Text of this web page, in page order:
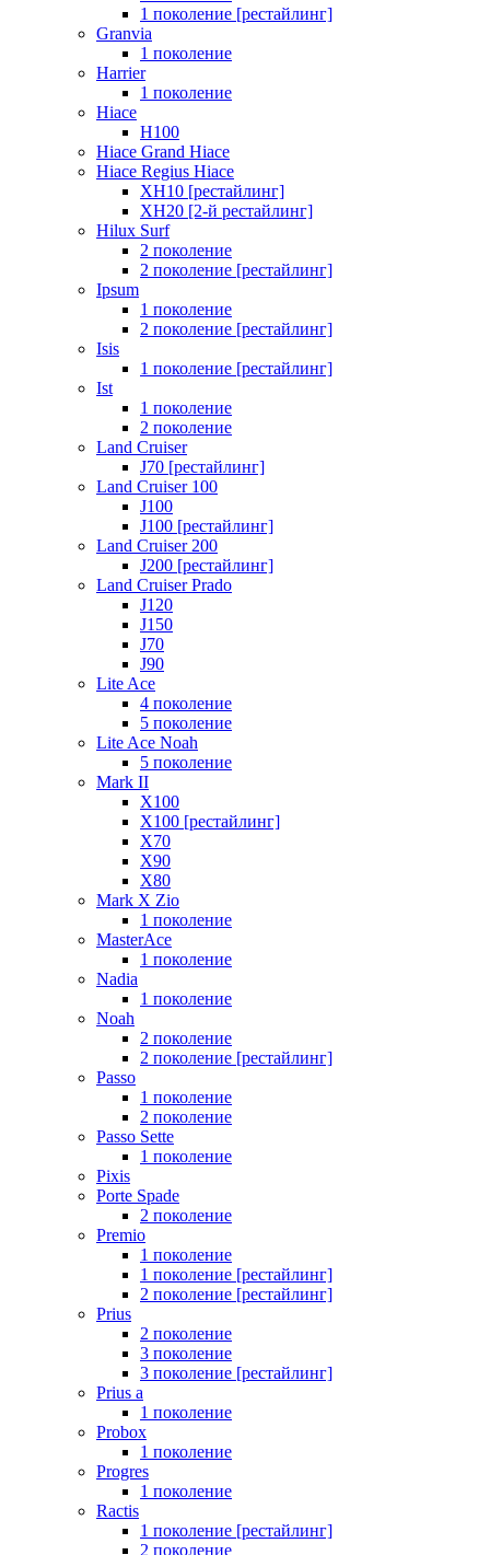
1 поколение [рестайлинг]
Granvia
1 поколение
Harrier
1 поколение
Hiace
H100
Hiace Grand Hiace
Hiace Regius Hiace
XH10 [рестайлинг]
XH20 [2-й рестайлинг]
Hilux Surf
2 поколение
2 поколение [рестайлинг]
Ipsum
1 поколение
2 поколение [рестайлинг]
Isis
1 поколение [рестайлинг]
Ist
1 поколение
2 поколение
Land Cruiser
J70 [рестайлинг]
Land Cruiser 100
J100
J100 [рестайлинг]
Land Cruiser 200
J200 [рестайлинг]
Land Cruiser Prado
J120
J150
J70
J90
Lite Ace
4 поколение
5 поколение
Lite Ace Noah
5 поколение
Mark II
X100
X100 [рестайлинг]
X70
X90
Х80
Mark X Zio
1 поколение
MasterAce
1 поколение
Nadia
1 поколение
Noah
2 поколение
2 поколение [рестайлинг]
Passo
1 поколение
2 поколение
Passo Sette
1 поколение
Pixis
Porte Spade
2 поколение
Premio
1 поколение
1 поколение [рестайлинг]
2 поколение [рестайлинг]
Prius
2 поколение
3 поколение
3 поколение [рестайлинг]
Prius a
1 поколение
Probox
1 поколение
Progres
1 поколение
Ractis
1 поколение [рестайлинг]
2 поколение